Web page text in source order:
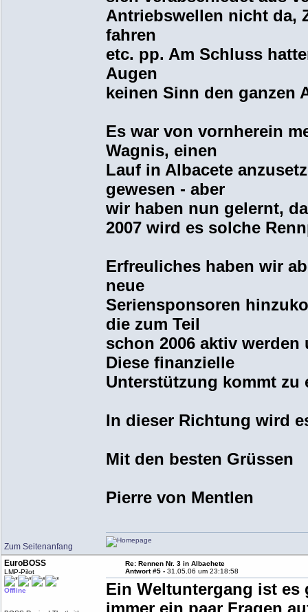
Antriebswellen nicht da,
fahren
etc. pp. Am Schluss
Augen
keinen Sinn den ganzen
Es war von vornherein
Wagnis, einen
Lauf in Albacete
gewesen - aber
wir haben nun gelernt,
2007 wird es solche
Erfreuliches haben wir
neue
Seriensponsoren
die zum Teil
schon 2006 aktiv werden
Diese finanzielle
Unterstützung kommt zu
In dieser Richtung wird
Mit den besten Grüssen
Pierre von Mentlen
Zum Seitenanfang
EuroBOSS
LMP-Pilot
Offline
Re: Rennen Nr. 3 in Albachete
Antwort #5 -31.05.06 um 23:18:58
Ein Weltuntergang ist
immer ein paar Fragen